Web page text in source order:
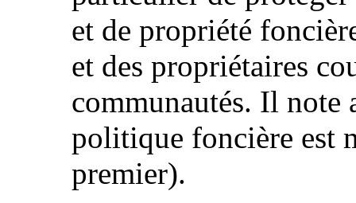
et de propriété
et des propriétaires
communautés. Il note
politique foncière est
premier).